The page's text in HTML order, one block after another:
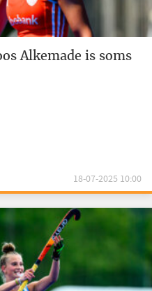
Alkemade is soms
18-07-2025 10:00